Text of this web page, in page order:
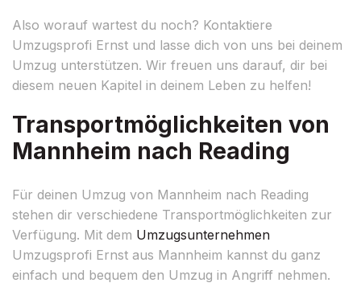
Also worauf wartest du noch? Kontaktiere
Umzugsprofi Ernst und lasse dich von uns bei deinem
Umzug unterstützen. Wir freuen uns darauf, dir bei
diesem neuen Kapitel in deinem Leben zu helfen!
Transportmöglichkeiten von
Mannheim nach Reading
Für deinen Umzug von Mannheim nach Reading
stehen dir verschiedene Transportmöglichkeiten zur
Verfügung. Mit dem Umzugsunternehmen
Umzugsprofi Ernst aus Mannheim kannst du ganz
einfach und bequem den Umzug in Angriff nehmen.